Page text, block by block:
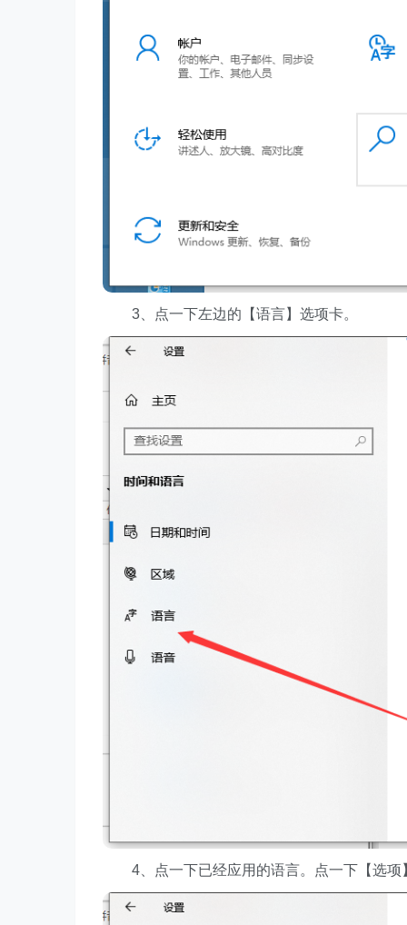
3、点一下左边的【语言】选项卡。
4、点一下已经应用的语言。点一下【选项